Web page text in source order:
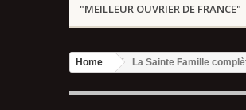
"MEILLEUR OUVRIER DE FRANCE"
Home La Sainte Famille